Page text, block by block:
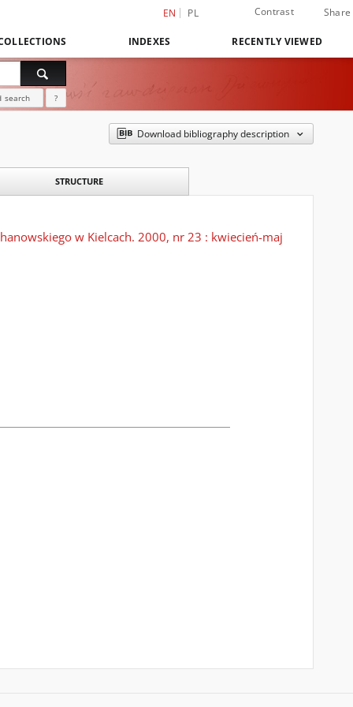
EN PL Contrast Share
INDEXES RECENTLY VIEWED
search ?
Download bibliography description
STRUCTURE
w Kielcach. 2000, nr 23 : kwiecień-maj